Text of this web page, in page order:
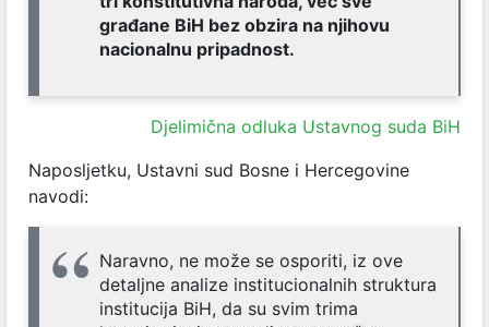
građane BiH bez obzira na njihovu
nacionalnu pripadnost.
Djelimična odluka Ustavnog suda BiH
Naposljetku, Ustavni sud Bosne i Hercegovine
navodi:
Naravno, ne može se osporiti, iz ove
detaljne analize institucionalnih struktura
institucija BiH, da su svim trima